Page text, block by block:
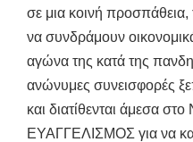
σε μια κοινή
να συνδράμουν
αγώνα της κατά της
ανώνυμες συνεισφορές
και διατίθενται άμεσα
ΕΥΑΓΓΕΛΙΣΜΟΣ για να